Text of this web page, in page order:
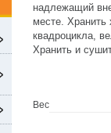
надлежащий
месте. Хранить
квадроцикла,
Хранить и
Вес